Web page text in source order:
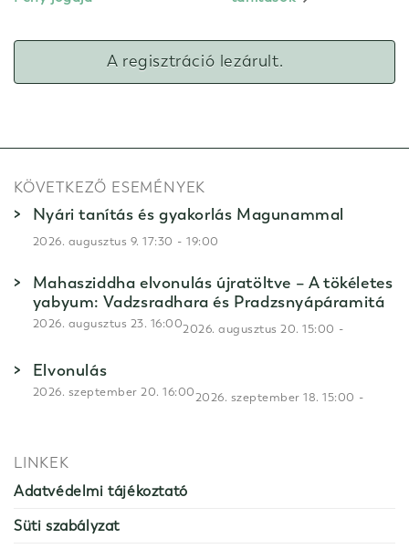
A regisztráció lezárult.
KÖVETKEZŐ ESEMÉNYEK
Nyári tanítás és gyakorlás Magunammal
2026. augusztus 9. 17:30 -19:00
Mahasziddha elvonulás újratöltve – A tökéletes
yabyum: Vadzsradhara és Pradzsnyápáramitá
2026. augusztus 20. 15:00 -
2026. augusztus 23. 16:00
Elvonulás
2026. szeptember 18. 15:00 -
2026. szeptember 20. 16:00
LINKEK
Adatvédelmi tájékoztató
Süti szabályzat